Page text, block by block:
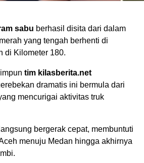
sabu berhasil disita dari dalam
yang tengah berhenti di
di Kilometer 180.
tim kilasberita.net
dramatis ini bermula dari
mencurigai aktivitas truk
bergerak cepat, membuntuti
menuju Medan hingga akhirnya